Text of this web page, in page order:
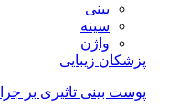
بینی
سینه
واژن
پزشکان زیبایی
پوست بینی تاثیری بر